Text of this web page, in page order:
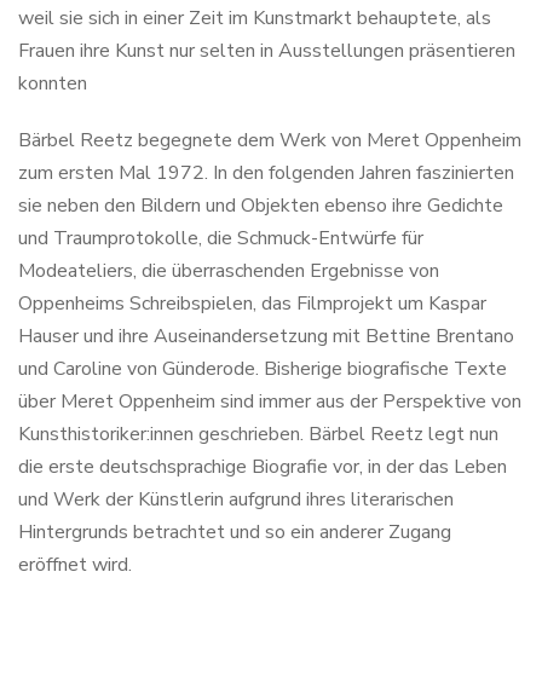
weil sie sich in einer Zeit im Kunstmarkt behauptete, als
Frauen ihre Kunst nur selten in Ausstellungen präsentieren
konnten
Bärbel Reetz begegnete dem Werk von Meret Oppenheim
zum ersten Mal 1972. In den folgenden Jahren faszinierten
sie neben den Bildern und Objekten ebenso ihre Gedichte
und Traumprotokolle, die Schmuck-Entwürfe für
Modeateliers, die überraschenden Ergebnisse von
Oppenheims Schreibspielen, das Filmprojekt um Kaspar
Hauser und ihre Auseinandersetzung mit Bettine Brentano
und Caroline von Günderode. Bisherige biografische Texte
über Meret Oppenheim sind immer aus der Perspektive von
Kunsthistoriker:innen geschrieben. Bärbel Reetz legt nun
die erste deutschsprachige Biografie vor, in der das Leben
und Werk der Künstlerin aufgrund ihres literarischen
Hintergrunds betrachtet und so ein anderer Zugang
eröffnet wird.